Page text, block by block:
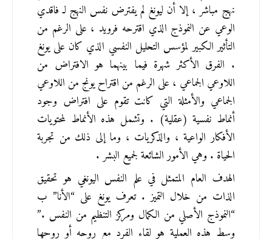
الحياة . وهي الأمور الشائعة لجميع البشر .